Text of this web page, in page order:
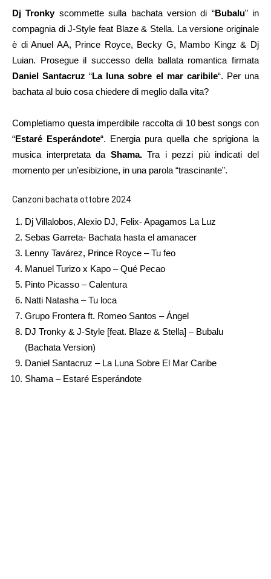
Dj Tronkyscommette sulla bachata version di “Bubalu” in
compagnia di J-Style feat Blaze & Stella. La versione originale
è di Anuel AA, Prince Royce, Becky G, Mambo Kingz & Dj
Luian. Prosegue il successo della ballata romantica firmata
Daniel Santacruz “La luna sobre el mar caribile“. Per una
bachata al buio cosa chiedere di meglio dalla vita?
Completiamo questa imperdibile raccolta di 10 best songs con
“Estaré Esperándote“. Energia pura quella che sprigiona la
musica interpretata da Shama.Tra i pezzi più indicati del
momento per un’esibizione, in una parola “trascinante”.
Canzoni bachata ottobre 2024
Dj Villalobos, Alexio DJ, Felix- Apagamos La Luz
Sebas Garreta- Bachata hasta el amanacer
Lenny Tavárez, Prince Royce – Tu feo
Manuel Turizo x Kapo – Qué Pecao
Pinto Picasso – Calentura
Natti Natasha – Tu loca
Grupo Frontera ft. Romeo Santos – Ángel
DJ Tronky & J-Style [feat. Blaze & Stella] – Bubalu
(Bachata Version)
Daniel Santacruz – La Luna Sobre El Mar Caribe
Shama – Estaré Esperándote